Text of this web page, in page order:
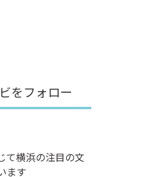
をフォロー
て横浜の注目の文
ます